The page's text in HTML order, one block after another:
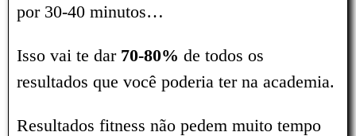
por 30-40 minutos…
Isso vai te dar 70-80% de todos os
resultados que você poderia ter na academia.
Resultados fitness não pedem muito tempo